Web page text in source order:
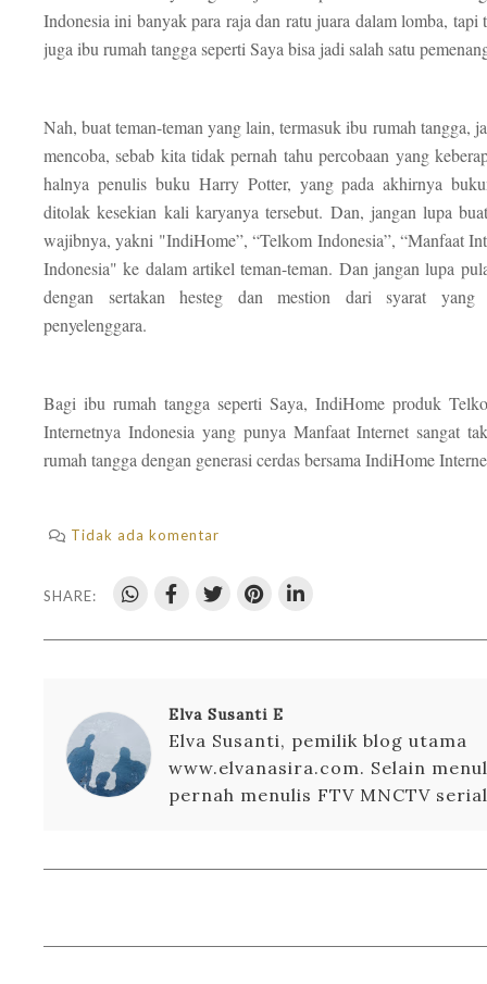
Indonesia ini banyak para raja dan ratu juara dalam lomba,
juga ibu rumah tangga seperti Saya bisa jadi salah satu
Nah, buat teman-teman yang lain, termasuk ibu rumah tangga,
mencoba, sebab kita tidak pernah tahu percobaan yang
halnya penulis buku Harry Potter, yang pada akhirnya
ditolak kesekian kali karyanya tersebut. Dan, jangan lupa
wajibnya, yakni "IndiHome”, “Telkom Indonesia”, “Manfaat
Indonesia" ke dalam artikel teman-teman. Dan jangan lupa
dengan sertakan hesteg dan mestion dari syarat yang
penyelenggara.
Bagi ibu rumah tangga seperti Saya, IndiHome produk
Internetnya Indonesia yang punya Manfaat Internet sangat
rumah tangga dengan generasi cerdas bersama IndiHome
Tidak ada komentar
SHARE:
Elva Susanti E
Elva Susanti, pemilik blog utama
www.elvanasira.com. Selain
pernah menulis FTV MNCTV